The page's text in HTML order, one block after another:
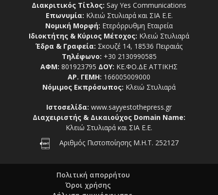
Διακριτικός Τίτλος: Say Yes Communications
Επωνυμία: Κλειώ Στυλιαρά και ΣΙΑ Ε.Ε.
Νομική Μορφή: Ετερόρρυθμη Εταιρεία
Ιδιοκτήτης & Κύριος Μέτοχος: Κλειώ Στυλιαρά
Έδρα & Γραφεία: Σκουζέ 14, 18536 Πειραιάς
Τηλέφωνο: +30 2130990585
ΑΦΜ: 801923795 ΔΟΥ: ΚΕ.ΦΟ.ΔΕ ΑΤΤΙΚΗΣ
ΑΡ. ΓΕΜΗ: 166005009000
Νόμιμος Εκπρόσωπος: Κλειώ Στυλιαρά
Ιστοσελίδα: www.sayyestothepress.gr
Διαχειριστής & Δικαιούχος Domain Name:
Κλειώ Στυλιαρά και ΣΙΑ Ε.Ε.
Αριθμός Πιστοποίησης Μ.Η.Τ. 252127
Πολιτική απορρήτου
Όροι χρήσης